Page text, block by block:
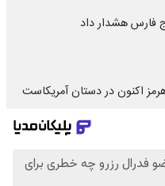
فارس هشدار داد
اکنون در دستان آمریکاست